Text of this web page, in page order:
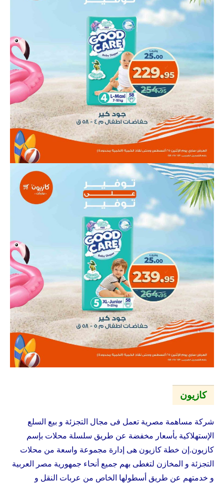
كازيون
شركة مساهمة مصرية تعمل فى مجال التجزئة و بيع السلع
الإستهلاكية بأسعار مخفضة عن طريق سلسلة محلات بإسم
كازيون.إن خطة كازيون هى إدارة مجموعة واسعة من محلات
التجزئة و المخازن لتغطى بهم جميع أنحاء جمهورية مصر العربية
و خدمتهم عن طريق أسطولها الخاص من عربات النقل و